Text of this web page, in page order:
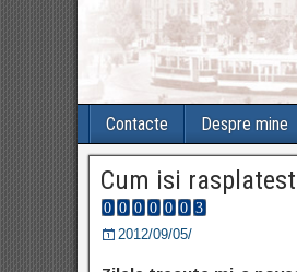
Contacte Despre mine
Cum isi
2012/09/05/